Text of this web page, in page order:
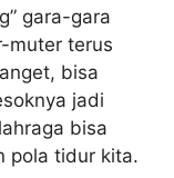
gara-gara
muter terus
bisa
jadi
bisa
pola tidur kita.